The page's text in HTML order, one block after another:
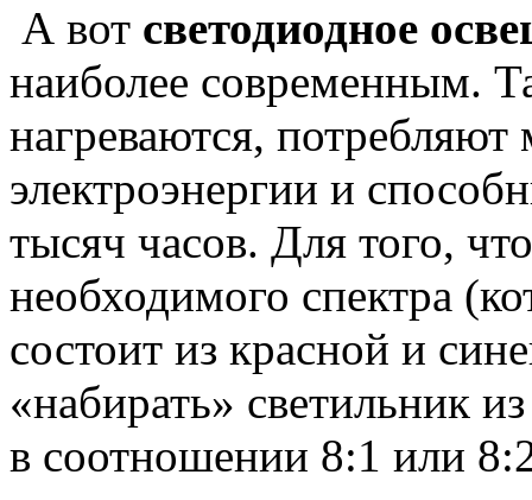
А вот светодиодное
наиболее современным.
нагреваются, потребляют
электроэнергии и
тысяч часов. Для того,
необходимого спектра
состоит из красной и
«набирать» светильник
в соотношении 8:1 или